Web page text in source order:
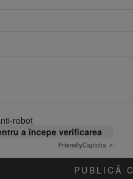
robot
a începe verificarea
FriendlyCaptcha ⇗